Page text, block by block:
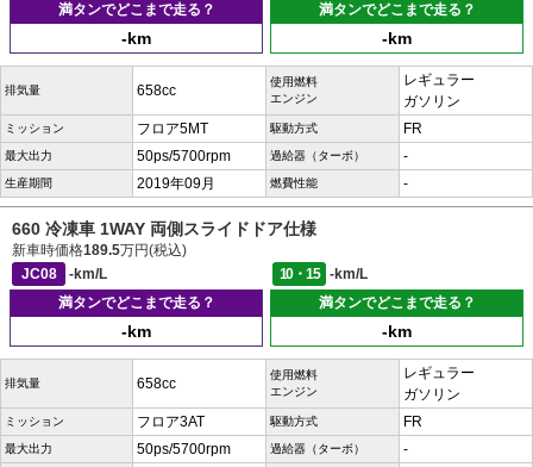
満タンでどこまで走る？
-km
満タンでどこまで走る？
-km
排気量 658cc
使用燃料
エンジン
レギュラー
ガソリン
ミッション フロア5MT 駆動方式 FR
最大出力 50ps/5700rpm 過給器（ターボ） -
生産期間 2019年09月 燃費性能 -
660 冷凍車 1WAY 両側スライドドア仕様
新車時価格189.5万円(税込)
JC08
-km/L 10・15
-km/L
満タンでどこまで走る？
-km
満タンでどこまで走る？
-km
排気量 658cc
使用燃料
エンジン
レギュラー
ガソリン
ミッション フロア3AT 駆動方式 FR
最大出力 50ps/5700rpm 過給器（ターボ） -